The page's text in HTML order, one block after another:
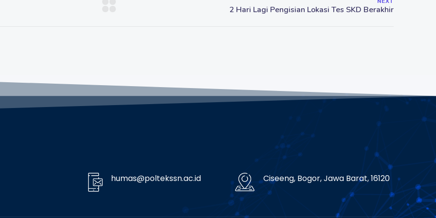
humas@poltekssn.ac.id Ciseeng, Bogor, Jawa Barat, 16120